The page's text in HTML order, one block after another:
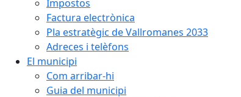
Impostos
Factura electrònica
Pla estratègic de Vallromanes 2033
Adreces i telèfons
El municipi
Com arribar-hi
Guia del municipi